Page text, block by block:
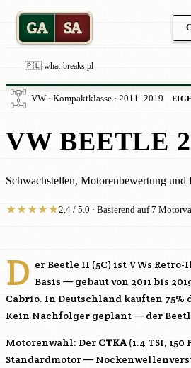
GA SA
🇵🇱 what-breaks.pl
VW · Kompaktklasse · 2011–2019
VW BEETLE 2
Schwachstellen, Motorenbewertung und
★★★★★2.4 / 5.0 · Basierend auf 7
D er Beetle II (5C) ist VWs
Basis — gebaut von 2011 bis
Cabrio. In Deutschland kauften 75%
Kein Nachfolger geplant — der
Motorenwahl: Der CTKA(1.4 TSI, 150
Standardmotor —